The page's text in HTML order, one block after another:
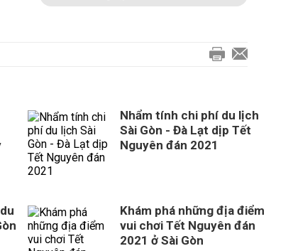
Nhẩm tính chi phí du lịch
Sài Gòn - Đà Lạt dịp Tết
Nguyên đán 2021
Khám phá những địa điểm
vui chơi Tết Nguyên đán
2021 ở Sài Gòn